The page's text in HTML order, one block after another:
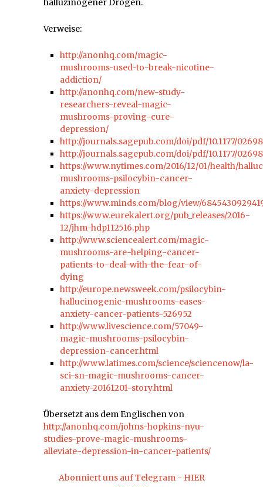
halluzinogener Drogen.
Verweise:
http://anonhq.com/magic-
mushrooms-used-to-break-nicotine-
addiction/
http://anonhq.com/new-study-
researchers-reveal-magic-
mushrooms-proving-cure-
depression/
http://journals.sagepub.com/doi/pdf/10.1177/
http://journals.sagepub.com/doi/pdf/10.1177/
https://www.nytimes.com/2016/12/01/health/
mushrooms-psilocybin-cancer-
anxiety-depression
https://www.minds.com/blog/view/
https://www.eurekalert.org/pub_releases/2016-
12/jhm-hdp112516.php
http://www.sciencealert.com/magic-
mushrooms-are-helping-cancer-
patients-to-deal-with-the-fear-of-
dying
http://europe.newsweek.com/psilocybin-
hallucinogenic-mushrooms-eases-
anxiety-cancer-patients-526952
http://www.livescience.com/57049-
magic-mushrooms-psilocybin-
depression-cancer.html
http://www.latimes.com/science/sciencenow/la-
sci-sn-magic-mushrooms-cancer-
anxiety-20161201-story.html
Übersetzt aus dem Englischen von
http://anonhq.com/johns-hopkins-nyu-
studies-prove-magic-mushrooms-
alleviate-depression-in-cancer-patients/
Abonniert uns auf Telegram - HIER